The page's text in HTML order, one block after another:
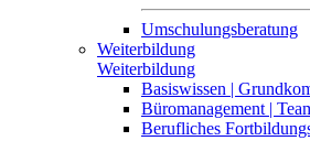
Umschulungsberatung
Weiterbildung
Weiterbildung
Basiswissen |
Büromanagement |
Berufliches